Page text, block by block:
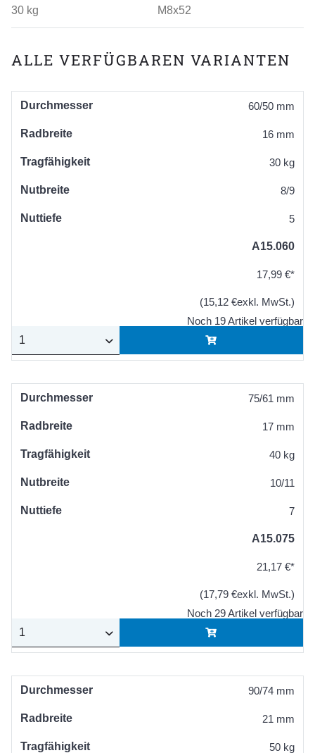
30 kg
M8x52
ALLE VERFÜGBAREN VARIANTEN
Durchmesser 60/50 mm
Radbreite 16 mm
Tragfähigkeit 30 kg
Nutbreite 8/9
Nuttiefe 5
A15.060
17,99 €*
(15,12 €exkl. MwSt.)
Noch 19 Artikel verfügbar
Durchmesser 75/61 mm
Radbreite 17 mm
Tragfähigkeit 40 kg
Nutbreite 10/11
Nuttiefe 7
A15.075
21,17 €*
(17,79 €exkl. MwSt.)
Noch 29 Artikel verfügbar
Durchmesser 90/74 mm
Radbreite 21 mm
Tragfähigkeit 50 kg